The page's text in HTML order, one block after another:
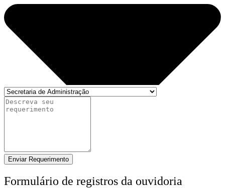
Enviar Requerimento
Formulário de registros da ouvidoria